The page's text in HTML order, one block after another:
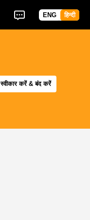
ENG हिन्दी
स्वीकार करें & बंद करें